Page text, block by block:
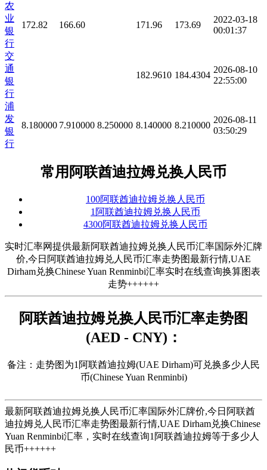
农
业
银
行
172.82 166.60 171.96 173.69
2022-03-18
00:01:37
交
通
银
行
182.9610 184.4304
2026-08-10
22:55:00
浦
发
银
行
8.180000 7.910000 8.250000 8.140000 8.210000
2026-08-11
03:50:29
常用阿联酋迪拉姆兑换人民币
100阿联酋迪拉姆兑换人民币
1阿联酋迪拉姆兑换人民币
4300阿联酋迪拉姆兑换人民币
实时汇率网提供最新阿联酋迪拉姆兑换人民币汇率国际外汇牌
价,今日阿联酋迪拉姆兑人民币汇率走势图最新行情,UAE
Dirham兑换Chinese Yuan Renminbi汇率实时在线查询换算图表
走势++++++
阿联酋迪拉姆兑换人民币汇率走势图
(AED - CNY)：
备注：走势图为1阿联酋迪拉姆(UAE Dirham)可兑换多少人民
币(Chinese Yuan Renminbi)
最新阿联酋迪拉姆兑换人民币汇率国际外汇牌价,今日阿联酋
迪拉姆兑人民币汇率走势图最新行情,UAE Dirham兑换Chinese
Yuan Renminbi汇率，实时在线查询1阿联酋迪拉姆等于多少人
民币++++++